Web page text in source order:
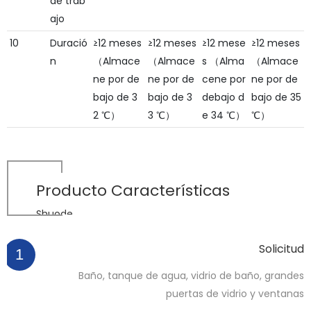
ajo
10
Duració
n
≥12 meses
（Almace
ne por de
bajo de 3
2 ℃）
≥12 meses
（Almace
ne por de
bajo de 3
3 ℃）
≥12 mese
s （Alma
cene por
debajo d
e 34 ℃）
≥12 meses
（Almace
ne por de
bajo de 35
℃）
Producto Características
Shuode
1 Solicitud
Baño, tanque de agua, vidrio de baño, grandes
puertas de vidrio y ventanas